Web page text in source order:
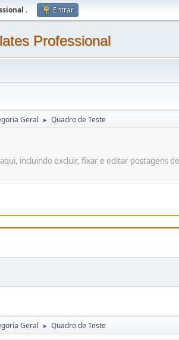
. Entrar
Professional
Geral ► Quadro de Teste
incluindo excluir, fixar e editar postagens
Geral ► Quadro de Teste